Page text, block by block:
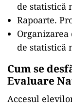
de statistică
Rapoarte.
de statistică
Cum se
Evaluare
Accesul